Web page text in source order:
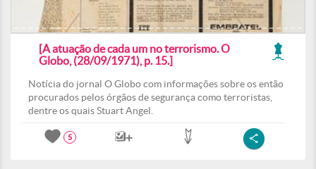
[A atuação de cada um no terrorismo. O
Globo, (28/09/1971), p. 15.]
Notícia do jornal O Globo com informações sobre os então
procurados pelos órgãos de segurança como terroristas,
dentre os quais Stuart Angel.
5